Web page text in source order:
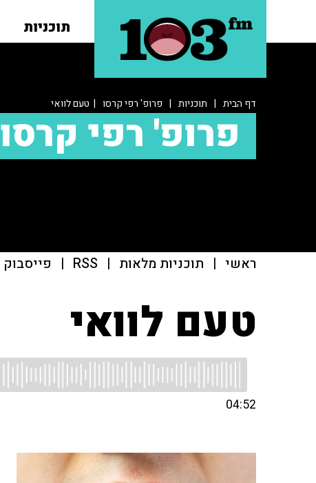
תוכניות
דף הבית | תוכניות | פרופ' רפי קרסו | טעם לוואי
פרופ' רפי קרסו
ראשי | תוכניות מלאות |
RSS
| פייסבוק
טעם לוואי
04:52